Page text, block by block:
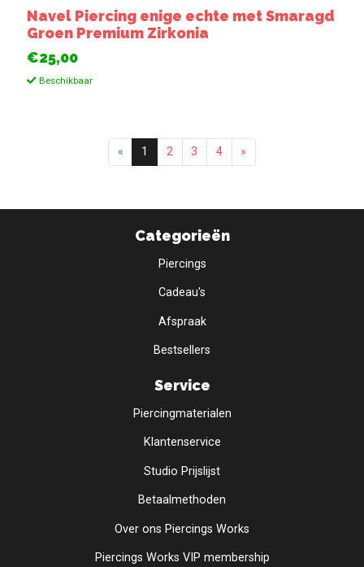
Navel Piercing enige echte met Smaragd
Groen Premium Zirkonia
€25,00
Beschikbaar
« 1 2 3 4 »
Categorieën
Piercings
Cadeau's
Afspraak
Bestsellers
Service
Piercingmaterialen
Klantenservice
Studio Prijslijst
Betaalmethoden
Over ons Piercings Works
Piercings Works VIP membership